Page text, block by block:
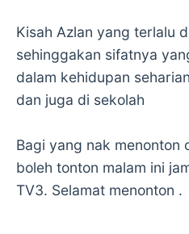
Kisah Azlan yang terlalu
sehinggakan sifatnya
dalam kehidupan
dan juga di sekolah
Bagi yang nak menonton
boleh tonton malam ini
TV3. Selamat menonton .